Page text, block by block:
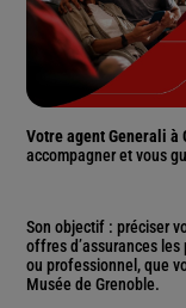
Votre agent Generali à
accompagner et vous
Son objectif : préciser
offres d’assurances
ou professionnel, que
Musée de Grenoble.